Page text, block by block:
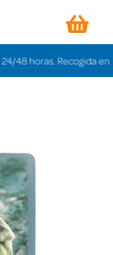
Recogida en